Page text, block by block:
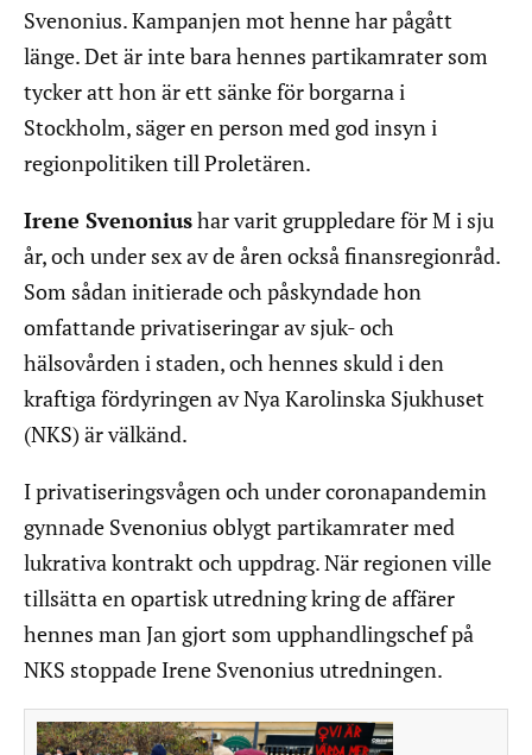
Svenonius. Kampanjen mot henne har pågått
länge. Det är inte bara hennes partikamrater som
tycker att hon är ett sänke för borgarna i
Stockholm, säger en person med god insyn i
regionpolitiken till Proletären.
Irene Svenoniushar varit gruppledare för M i sju
år, och under sex av de åren också finansregionråd.
Som sådan initierade och påskyndade hon
omfattande privatiseringar av sjuk- och
hälsovården i staden, och hennes skuld i den
kraftiga fördyringen av Nya Karolinska Sjukhuset
(NKS) är välkänd.
I privatiseringsvågen och under coronapandemin
gynnade Svenonius oblygt partikamrater med
lukrativa kontrakt och uppdrag. När regionen ville
tillsätta en opartisk utredning kring de affärer
hennes man Jan gjort som upphandlingschef på
NKS stoppade Irene Svenonius utredningen.